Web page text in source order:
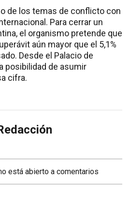
de los temas de conflicto con
Para cerrar un
el organismo pretende que
aún mayor que el 5,1%
Desde el Palacio de
posibilidad de asumir
cifra.
está abierto a comentarios